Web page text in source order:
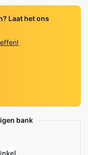
Laat het ons
bank